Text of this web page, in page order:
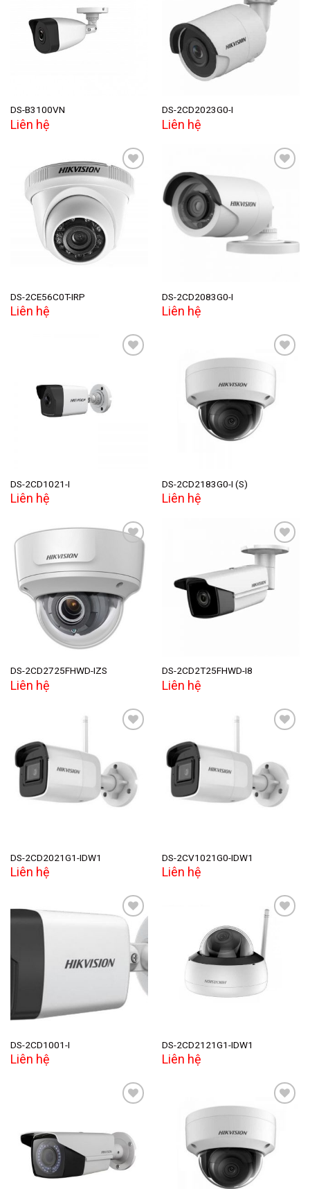
DS-B3100VN
Liên hệ
wishlist
DS-2CD2023G0-I
Liên hệ
Add to
DS-2CE56C0T-IRP
Liên hệ
DS-2CD2083G0-I
Liên hệ
DS-2CD1021-I
Liên hệ
wishlist
DS-2CD2183G0-I (S)
Liên hệ
Add to
wishlist
DS-2CD2725FHWD-IZS
Liên hệ
Add to
wishlist
DS-2CD2T25FHWD-I8
Liên hệ
Add to
wishlist
DS-2CD2021G1-IDW1
Liên hệ
Add to
wishlist
DS-2CV1021G0-IDW1
Liên hệ
Add to
wishlist
DS-2CD1001-I
Liên hệ
wishlist
DS-2CD2121G1-IDW1
Liên hệ
Add to
wishlist
wishlist